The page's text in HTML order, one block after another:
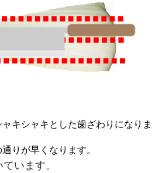
キシャキとした歯ざわりになりま
りが早くなります。
います。